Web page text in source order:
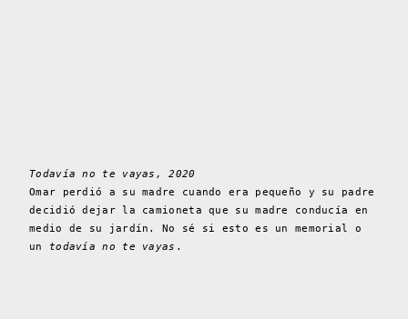
Todavía no te vayas, 2020
Omar perdió a su madre cuando era pequeño y su padre
decidió dejar la camioneta que su madre conducía en
medio de su jardín. No sé si esto es un memorial o
un todavía no te vayas .